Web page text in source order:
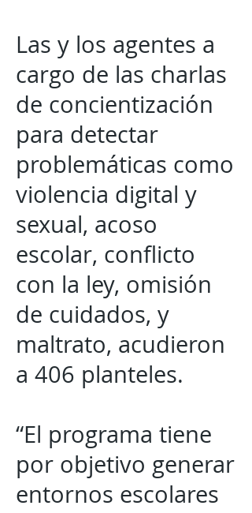
Las y los agentes a
cargo de las charlas
de concientización
para detectar
problemáticas como
violencia digital y
sexual, acoso
escolar, conflicto
con la ley, omisión
de cuidados, y
maltrato, acudieron
a 406 planteles.
“El programa tiene
por objetivo generar
entornos escolares